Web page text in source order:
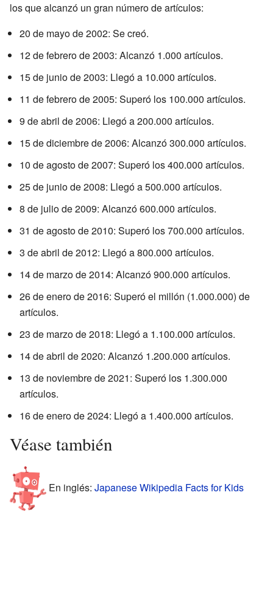
los que alcanzó un gran número de artículos:
20 de mayo de 2002: Se creó.
12 de febrero de 2003: Alcanzó 1.000 artículos.
15 de junio de 2003: Llegó a 10.000 artículos.
11 de febrero de 2005: Superó los 100.000 artículos.
9 de abril de 2006: Llegó a 200.000 artículos.
15 de diciembre de 2006: Alcanzó 300.000 artículos.
10 de agosto de 2007: Superó los 400.000 artículos.
25 de junio de 2008: Llegó a 500.000 artículos.
8 de julio de 2009: Alcanzó 600.000 artículos.
31 de agosto de 2010: Superó los 700.000 artículos.
3 de abril de 2012: Llegó a 800.000 artículos.
14 de marzo de 2014: Alcanzó 900.000 artículos.
26 de enero de 2016: Superó el millón (1.000.000) de
artículos.
23 de marzo de 2018: Llegó a 1.100.000 artículos.
14 de abril de 2020: Alcanzó 1.200.000 artículos.
13 de noviembre de 2021: Superó los 1.300.000
artículos.
16 de enero de 2024: Llegó a 1.400.000 artículos.
Véase también
En inglés: Japanese Wikipedia Facts for Kids